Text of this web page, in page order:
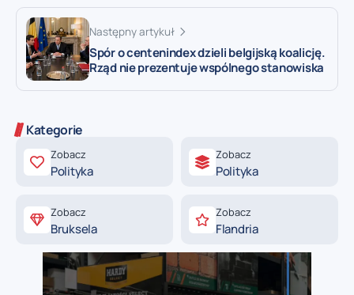
Następny artykuł
Spór o centenindex dzieli belgijską koalicję.
Rząd nie prezentuje wspólnego stanowiska
Kategorie
Zobacz
Polityka
Zobacz
Polityka
Zobacz
Bruksela
Zobacz
Flandria